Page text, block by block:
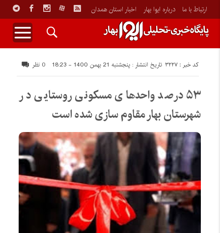
ارتباط با ما درباره ایوا بهار اخبار استان همدان
کد خبر : 3227 تاریخ انتشار : پنجشنبه 21 بهمن 1400 - 18:23 0 نظر
۵۳ درصد واحدهای مسکونی روستایی در
شهرستان بهار مقاوم سازی شده است